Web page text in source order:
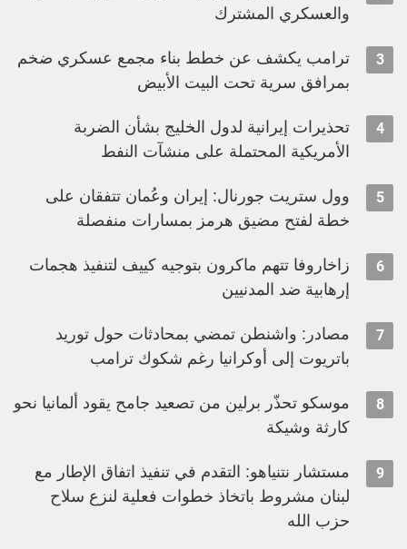
والعسكري المشترك
3
ترامب يكشف عن خطط بناء مجمع عسكري ضخم
بمرافق سرية تحت البيت الأبيض
4
تحذيرات إيرانية لدول الخليج بشأن الضربة
الأمريكية المحتملة على منشآت النفط
5
وول ستريت جورنال: إيران وعُمان تتفقان على
خطة لفتح مضيق هرمز بمسارات منفصلة
6
زاخاروفا تتهم ماكرون بتوجيه كييف لتنفيذ هجمات
إرهابية ضد المدنيين
7
مصادر: واشنطن تمضي بمحادثات حول توريد
باتريوت إلى أوكرانيا رغم شكوك ترامب
8
موسكو تحذّر برلين من تصعيد جامح يقود ألمانيا نحو
كارثة وشيكة
9
مستشار نتنياهو: التقدم في تنفيذ اتفاق الإطار مع
لبنان مشروط باتخاذ خطوات فعلية لنزع سلاح
حزب الله